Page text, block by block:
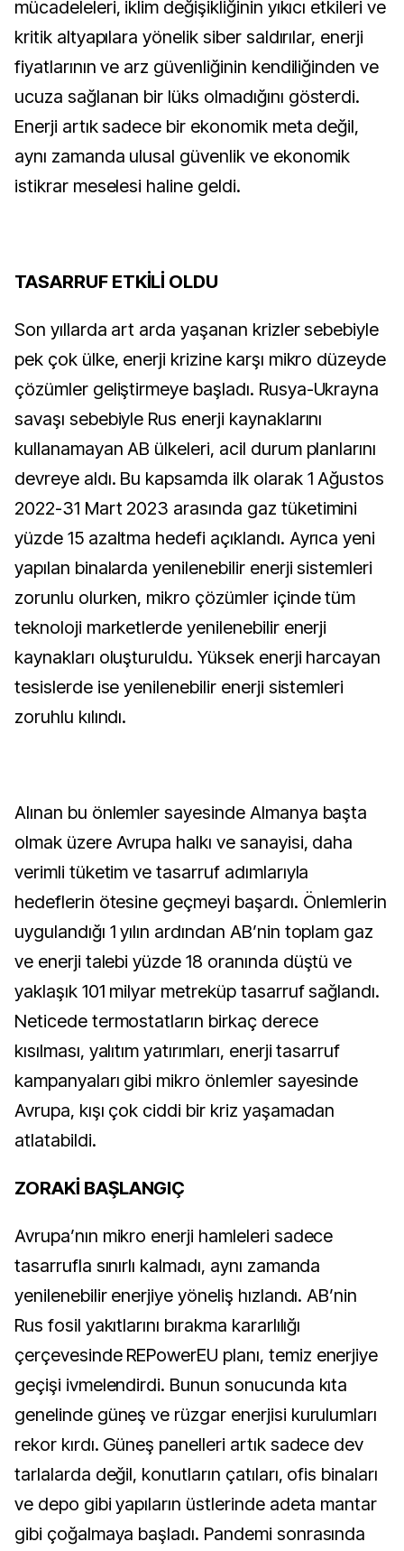
mücadeleleri, iklim değişikliğinin yıkıcı etkileri ve
kritik altyapılara yönelik siber saldırılar, enerji
fiyatlarının ve arz güvenliğinin kendiliğinden ve
ucuza sağlanan bir lüks olmadığını gösterdi.
Enerji artık sadece bir ekonomik meta değil,
aynı zamanda ulusal güvenlik ve ekonomik
istikrar meselesi haline geldi.
TASARRUF ETKİLİ OLDU
Son yıllarda art arda yaşanan krizler sebebiyle
pek çok ülke, enerji krizine karşı mikro düzeyde
çözümler geliştirmeye başladı. Rusya-Ukrayna
savaşı sebebiyle Rus enerji kaynaklarını
kullanamayan AB ülkeleri, acil durum planlarını
devreye aldı. Bu kapsamda ilk olarak 1 Ağustos
2022-31 Mart 2023 arasında gaz tüketimini
yüzde 15 azaltma hedefi açıklandı. Ayrıca yeni
yapılan binalarda yenilenebilir enerji sistemleri
zorunlu olurken, mikro çözümler içinde tüm
teknoloji marketlerde yenilenebilir enerji
kaynakları oluşturuldu. Yüksek enerji harcayan
tesislerde ise yenilenebilir enerji sistemleri
zoruhlu kılındı.
Alınan bu önlemler sayesinde Almanya başta
olmak üzere Avrupa halkı ve sanayisi, daha
verimli tüketim ve tasarruf adımlarıyla
hedeflerin ötesine geçmeyi başardı. Önlemlerin
uygulandığı 1 yılın ardından AB’nin toplam gaz
ve enerji talebi yüzde 18 oranında düştü ve
yaklaşık 101 milyar metreküp tasarruf sağlandı.
Neticede termostatların birkaç derece
kısılması, yalıtım yatırımları, enerji tasarruf
kampanyaları gibi mikro önlemler sayesinde
Avrupa, kışı çok ciddi bir kriz yaşamadan
atlatabildi.
ZORAKİ BAŞLANGIÇ
Avrupa’nın mikro enerji hamleleri sadece
tasarrufla sınırlı kalmadı, aynı zamanda
yenilenebilir enerjiye yöneliş hızlandı. AB’nin
Rus fosil yakıtlarını bırakma kararlılığı
çerçevesinde REPowerEU planı, temiz enerjiye
geçişi ivmelendirdi. Bunun sonucunda kıta
genelinde güneş ve rüzgar enerjisi kurulumları
rekor kırdı. Güneş panelleri artık sadece dev
tarlalarda değil, konutların çatıları, ofis binaları
ve depo gibi yapıların üstlerinde adeta mantar
gibi çoğalmaya başladı. Pandemi sonrasında